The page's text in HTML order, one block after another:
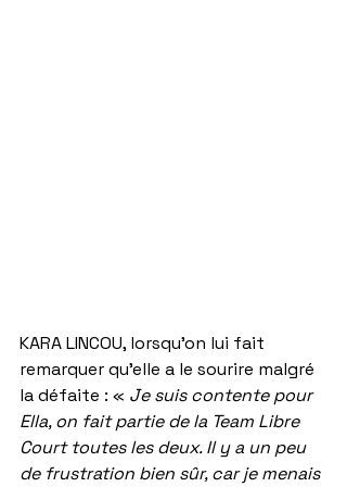
KARA LINCOU, lorsqu'on lui fait
remarquer qu'elle a le sourire malgré
la défaite : « Je suis contente pour
Ella, on fait partie de la Team Libre
Court toutes les deux. Il y a un peu
de frustration bien sûr, car je menais